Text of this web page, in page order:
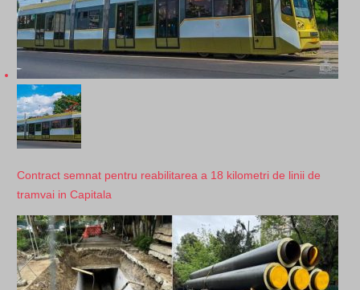
Contract semnat pentru reabilitarea a 18 kilometri de linii de
tramvai in Capitala